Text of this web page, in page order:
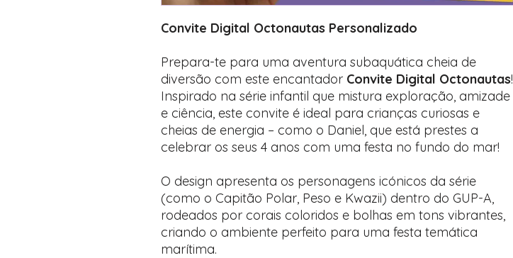
Convite Digital Octonautas Personalizado
Prepara-te para uma aventura subaquática cheia de
diversão com este encantador Convite Digital Octonautas!
Inspirado na série infantil que mistura exploração, amizade
e ciência, este convite é ideal para crianças curiosas e
cheias de energia – como o Daniel, que está prestes a
celebrar os seus 4 anos com uma festa no fundo do mar!
O design apresenta os personagens icónicos da série
(como o Capitão Polar, Peso e Kwazii) dentro do GUP-A,
rodeados por corais coloridos e bolhas em tons vibrantes,
criando o ambiente perfeito para uma festa temática
marítima.